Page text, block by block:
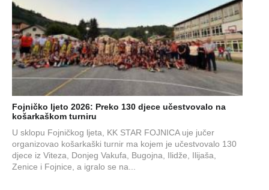
Fojničko ljeto 2026: Preko 130 djece učestvovalo na
košarkaškom turniru
U sklopu Fojničkog ljeta, KK STAR FOJNICA uje jučer
organizovao košarkaški turnir ma kojem je učestvovalo 130
djece iz Viteza, Donjeg Vakufa, Bugojna, Ilidže, Ilijaša,
Zenice i Fojnice, a igralo se na...